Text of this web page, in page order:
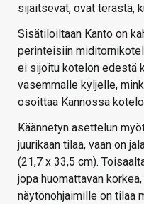
sijaitsevat, ovat terästä,
Sisätiloiltaan Kanto on
perinteisiin
ei sijoitu kotelon edestä
vasemmalle kyljelle,
osoittaa Kannossa
Käännetyn asettelun
juurikaan tilaa, vaan on
(21,7 x 33,5 cm).
jopa huomattavan
näytönohjaimille on tilaa